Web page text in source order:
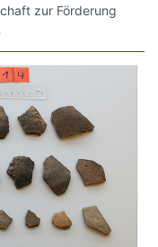
zur Förderung